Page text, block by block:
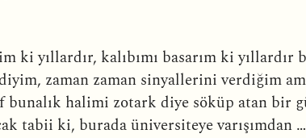
ki yıllardır, kalıbımı basarım ki
zaman zaman sinyallerini verdiğim
bunalık halimi zotark diye söküp atan bir
tabii ki, burada üniversiteye varışımdan …